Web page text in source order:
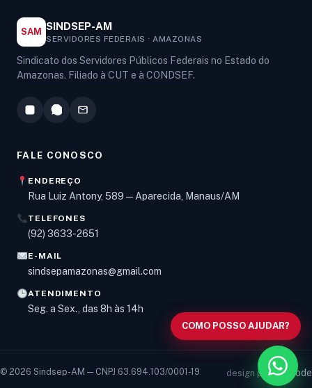
SAM SINDSEP-AM
SERVIDORES FEDERAIS · AMAZONAS
Sindicato dos Servidores Públicos Federais no Estado do
Amazonas. Filiado à CUT e à CONDSEF.
FALE CONOSCO
ENDEREÇO
Rua Luiz Antony, 589 — Aparecida, Manaus/AM
TELEFONES
(92) 3633-2651
E-MAIL
sindsepamazonas@gmail.com
ATENDIMENTO
Seg. a Sex., das 8h às 14h
© 2026 Sindsep-AM — CNPJ 63.694.103/0001-19 design porvancode
COMO POSSO AJUDAR?
Olá! Digite um assunto e vou buscar em nossas